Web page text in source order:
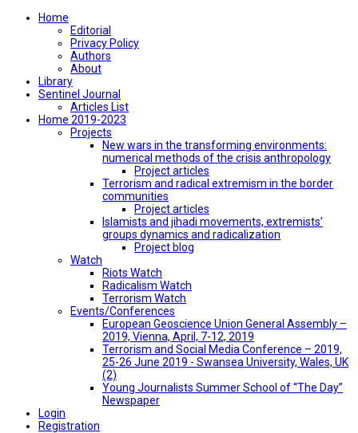
Home
Editorial
Privacy Policy
Authors
About
Library
Sentinel Journal
Articles List
Home 2019-2023
Projects
New wars in the transforming environments:
numerical methods of the crisis anthropology
Project articles
Terrorism and radical extremism in the border
communities
Project articles
Islamists and jihadi movements, extremists’
groups dynamics and radicalization
Project blog
Watch
Riots Watch
Radicalism Watch
Terrorism Watch
Events/Conferences
European Geoscience Union General Assembly –
2019, Vienna, April, 7-12, 2019
Terrorism and Social Media Conference – 2019,
25-26 June 2019 - Swansea University, Wales, UK
(2)
Young Journalists Summer School of “The Day”
Newspaper
Login
Registration